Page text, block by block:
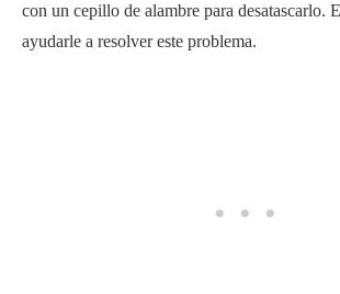
con un cepillo de alambre para desatascarlo.
ayudarle a resolver este problema.